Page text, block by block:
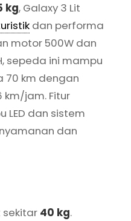
kg, Galaxy 3 Lit
dan performa
motor 500W dan
sepeda ini mampu
70 km dengan
jam. Fitur
LED dan sistem
dan
sekitar 40 kg.